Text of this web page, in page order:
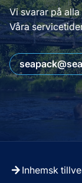
Vi svarar på
Våra
Inhemsk